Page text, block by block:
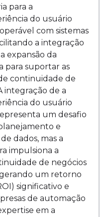
para a
do usuário
com sistemas
a integração
expansão da
para suportar as
continuidade de
integração de a
do usuário
um desafio
e
dados, mas a
impulsiona a
de negócios
um retorno
significativo e
de automação
em a